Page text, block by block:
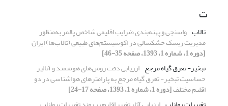
ت
تالاب واسنجی و پهنه‌بندی ضرایب اقلیمی شاخص پالمر به‌منظور
مدیریت ریسک خشکسالی در اکوسیستم‌های طبیعی (تالاب‌ها) ایران
[دوره 1، شماره 1، 1393، صفحه 35-46]
تبخیر- تعرق گیاه مرجع ارزیابی دقت روش‌های هوشمند و آنالیز
حساسیت تبخیر- تعرق گیاه مرجع به پارامترهای هواشناسی در دو
اقلیم مختلف[دوره 1، شماره 1، 1393، صفحه 17-24]